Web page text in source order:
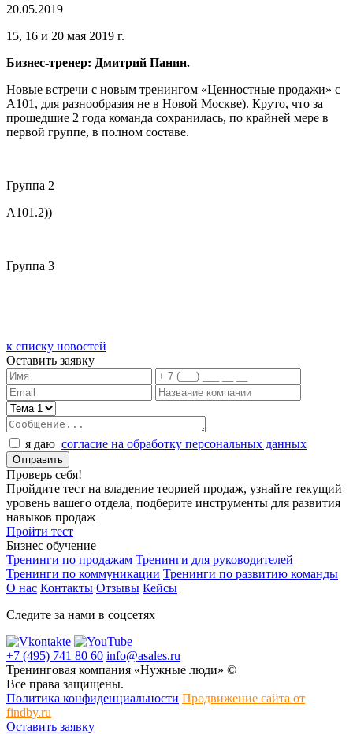
20.05.2019
15, 16 и 20 мая 2019 г.
Бизнес-тренер: Дмитрий Панин.
Новые встречи с новым тренингом «Ценностные продажи» с
А101, для разнообразия не в Новой Москве). Круто, что за
прошедшие 2 года команда сохранилась, по крайней мере в
первой группе, в полном составе.
Группа 2
А101.2))
Группа 3
к списку новостей
Оставить заявку
я даю согласие на обработку персональных данных
Проверь себя!
Пройдите тест на владение теорией продаж, узнайте текущий
уровень вашего отдела, подберите инструменты для развития
навыков продаж
Пройти тест
Бизнес обучение
Тренинги по продажам Тренинги для руководителей
Тренинги по коммуникации Тренинги по развитию команды
О нас Контакты Отзывы Кейсы
Следите за нами в соцсетях
+7 (495) 741 80 60 info@asales.ru
Тренинговая компания «Нужные люди» ©
Все права защищены.
Политика конфиденциальности Продвижение сайта от
findby.ru
Оставить заявку